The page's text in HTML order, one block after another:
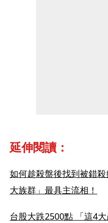
延伸閱讀：
如何趁殺盤後找到被錯
大族群」最具主流相！
台股大跌2500點 「這4